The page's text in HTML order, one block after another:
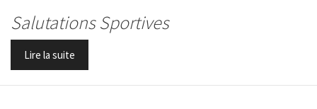
Salutations Sportives
Lire la suite